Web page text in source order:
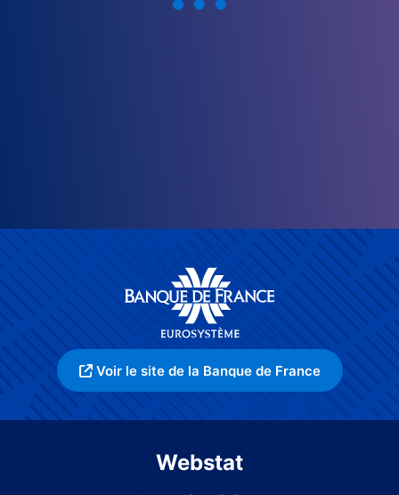
Voir le site de la Banque de France
Webstat